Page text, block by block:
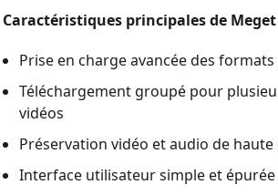
Caractéristiques principales de Meget
Prise en charge avancée des
Téléchargement groupé pour
vidéos
Préservation vidéo et audio de
Interface utilisateur simple et épurée